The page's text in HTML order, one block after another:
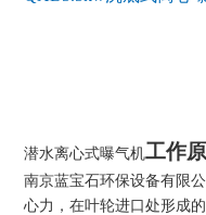
潜水离心式曝气机工作
南京蓝宝石环保设备有限
心力，在叶轮进口处形成